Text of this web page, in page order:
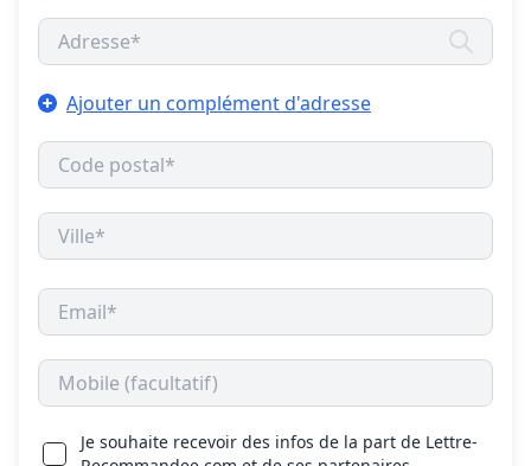
Ajouter un complément d'adresse
Je souhaite recevoir des infos de la part de Lettre-